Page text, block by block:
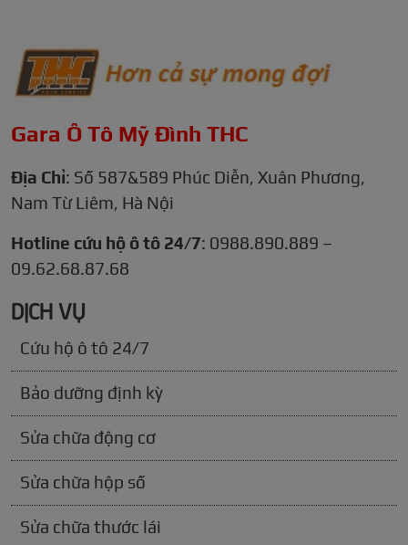
Gara Ô Tô Mỹ Đình THC
Địa Chỉ: Số 587&589 Phúc Diễn, Xuân Phương,
Nam Từ Liêm, Hà Nội
Hotline cứu hộ ô tô 24/7: 0988.890.889 –
09.62.68.87.68
DỊCH VỤ
Cứu hộ ô tô 24/7
Bảo dưỡng định kỳ
Sửa chữa động cơ
Sửa chữa hộp số
Sửa chữa thước lái